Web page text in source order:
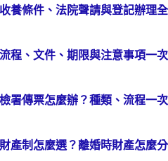
養條件、法院聲請與登記辦理全
程、文件、期限與注意事項一次
署傳票怎麼辦？種類、流程一次
產制怎麼選？離婚時財產怎麼分